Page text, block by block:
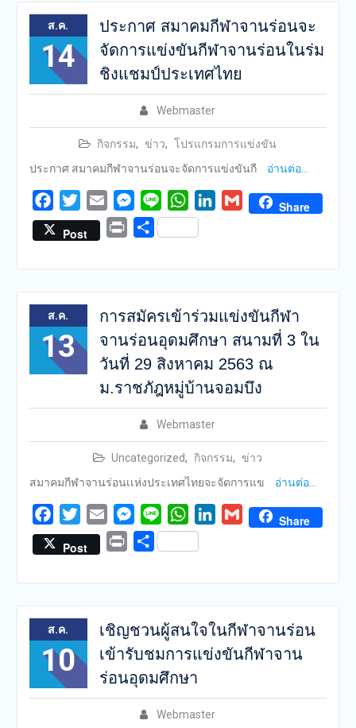
ส.ค.
14
ประกาศ สมาคมกีฬาจานร่อนจะ
จัดการแข่งขันกีฬาจานร่อนในร่ม
ชิงแชมป์ประเทศไทย
Webmaster
กิจกรรม, ข่าว, โปรแกรมการแข่งขัน
ประกาศ สมาคมกีฬาจานร่อนจะจัดการแข่งขันกี
อ่านต่อ…
FacebookTwitterEmail Messenger
Line WhatsAppLinkedIn
Gmail Share
Post
Print Share
ส.ค.
13
การสมัครเข้าร่วมแข่งขันกีฬา
จานร่อนอุดมศึกษา สนามที่ 3 ใน
วันที่ 29 สิงหาคม 2563 ณ
ม.ราชภัฎหมู่บ้านจอมบึง
Webmaster
Uncategorized, กิจกรรม, ข่าว
สมาคมกีฬาจานร่อนเเห่งประเทศไทยจะจัดการแข
อ่านต่อ…
FacebookTwitterEmail Messenger
Line WhatsAppLinkedIn
Gmail Share
Post
Print Share
ส.ค.
10
เชิญชวนผู้สนใจในกีฬาจานร่อน
เข้ารับชมการแข่งขันกีฬาจาน
ร่อนอุดมศึกษา
Webmaster